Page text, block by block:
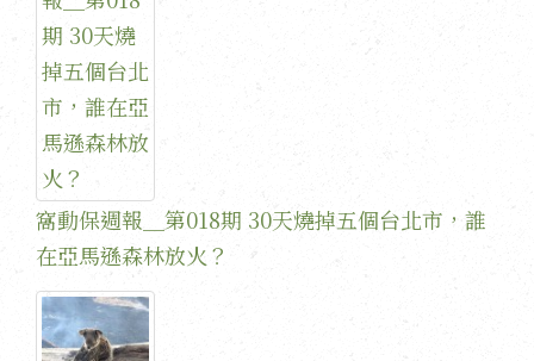
窩動保週報＿第018期 30天燒掉五個台北市，誰
在亞馬遜森林放火？